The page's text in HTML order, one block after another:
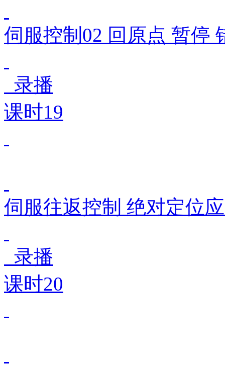
伺服控制02 回原点 暂停
录播
课时19
伺服往返控制 绝对定位
录播
课时20